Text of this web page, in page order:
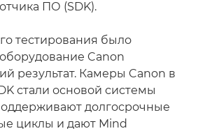
ПО (SDK).
тестирования было
Canon
результат. Камеры Canon в
стали основой системы
долгосрочные
циклы и дают Mind